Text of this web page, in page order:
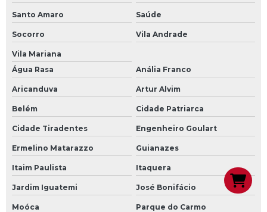
Santo Amaro Saúde
Socorro Vila Andrade
Vila Mariana
Água Rasa
Anália Franco
Aricanduva Artur Alvim
Belém Cidade Patriarca
Cidade Tiradentes Engenheiro Goulart
Ermelino Matarazzo Guianazes
Itaim Paulista Itaquera
Jardim Iguatemi José Bonifácio
Moóca Parque do Carmo